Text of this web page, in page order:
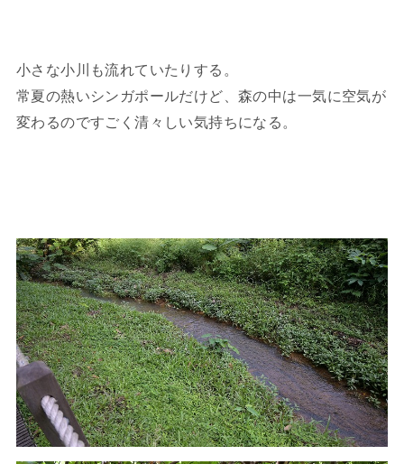
小さな小川も流れていたりする。
常夏の熱いシンガポールだけど、森の中は一気に空気が
変わるのですごく清々しい気持ちになる。